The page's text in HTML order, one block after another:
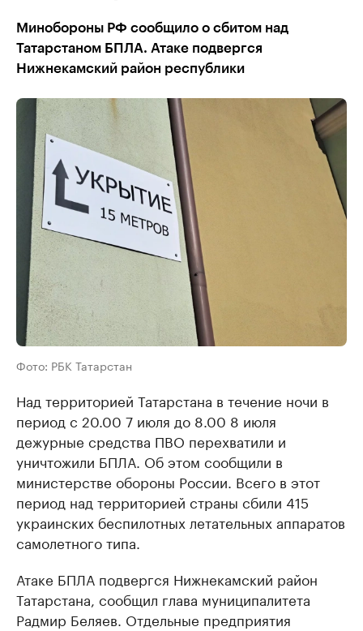
Минобороны РФ сообщило о сбитом над
Татарстаном БПЛА. Атаке подвергся
Нижнекамский район республики
Фото: РБК Татарстан
Над территорией Татарстана в течение ночи в
период с 20.00 7 июля до 8.00 8 июля
дежурные средства ПВО перехватили и
уничтожили БПЛА. Об этом сообщили в
министерстве обороны России. Всего в этот
период над территорией страны сбили 415
украинских беспилотных летательных аппаратов
самолетного типа.
Атаке БПЛА подвергся Нижнекамский район
Татарстана, сообщил глава муниципалитета
Радмир Беляев. Отдельные предприятия